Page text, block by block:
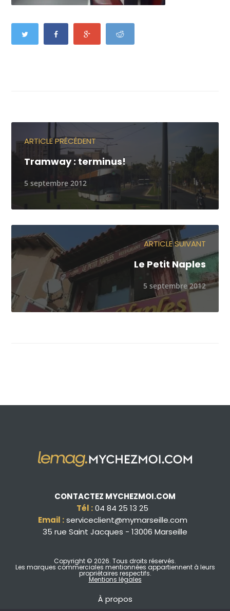
ARTICLE PRÉCÉDENT
Tramway : terminus!
5 septembre 2012
ARTICLE SUIVANT
Le Petit Naples
5 septembre 2012
CONTACTEZ MYCHEZMOI.COM
Tél :04 84 25 13 25
Email : serviceclient@mymarseille.com
35 rue Saint Jacques - 13006 Marseille
Copyright © 2026. Tous droits réservés.
Les marques commerciales mentionnées appartiennent à leurs
propriétaires respectifs.
Mentions légales
À propos